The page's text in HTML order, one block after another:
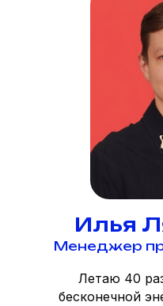
Илья
Менеджер
Летаю 40
бесконечной